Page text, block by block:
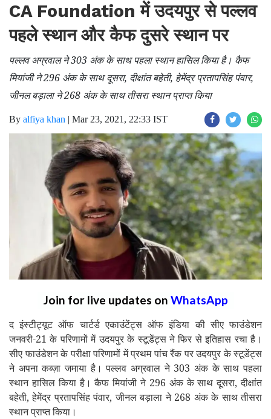
CA Foundation में उदयपुर से पल्लव
पहले स्थान और कैफ दुसरे स्थान पर
पल्लव अग्रवाल ने 303 अंक के साथ पहला स्थान हासिल किया है। कैफ
मियांजी ने 296 अंक के साथ दूसरा, दीक्षांत बहेती, हेमेंद्र प्रतापसिंह पंवार,
जीनल बड़ाला ने 268 अंक के साथ तीसरा स्थान प्राप्त किया
By alfiya khan | Mar 23, 2021, 22:33 IST
Join for live updates on WhatsApp
द इंस्टीट्यूट ऑफ चार्टर्ड एकाउंटेंट्स ऑफ इंडिया की सीए फाउंडेशन
जनवरी-21 के परिणामों में उदयपुर के स्टूडेंट्स ने फिर से इतिहास रचा है।
सीए फाउंडेशन के परीक्षा परिणामों में प्रथम पांच रैंक पर उदयपुर के स्टूडेंट्स
ने अपना कब्ज़ा जमाया है। पल्लव अग्रवाल ने 303 अंक के साथ पहला
स्थान हासिल किया है। कैफ मियांजी ने 296 अंक के साथ दूसरा, दीक्षांत
बहेती, हेमेंद्र प्रतापसिंह पंवार, जीनल बड़ाला ने 268 अंक के साथ तीसरा
स्थान प्राप्त किया।